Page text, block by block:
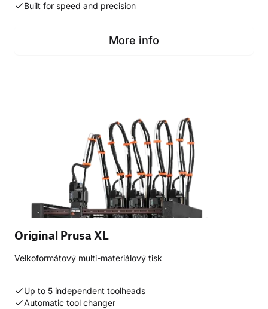
Built for speed and precision
More info
Original Prusa XL
Velkoformátový multi-materiálový tisk
Up to 5 independent toolheads
Automatic tool changer